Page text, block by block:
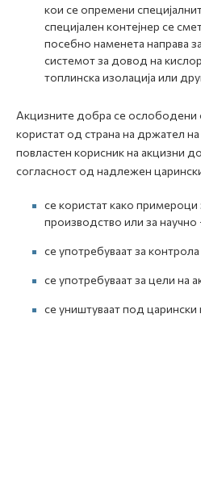
кои се опремени
специјален контејнер се
посебно наменета направа
системот за довод на
топлинска изолација или
Акцизните добра се ослободени
користат од страна на држател
повластен корисник на акцизни
согласност од надлежен
се користат како примероци
производство или за
се употребуваат за
се употребуваат за цели на
се уништуваат под царински